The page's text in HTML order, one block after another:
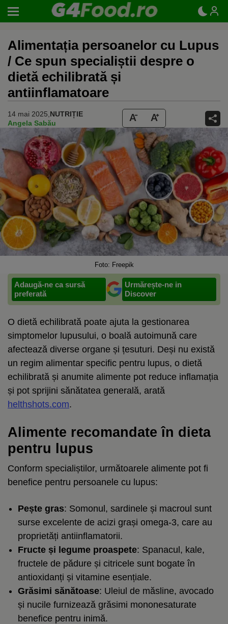
Alimentația persoanelor cu Lupus
/ Ce spun specialiștii despre o
dietă echilibrată și
antiinflamatoare
14 mai 2025, NUTRIȚIE
Angela Sabău
Foto: Freepik
Adaugă-ne ca sursă
preferată
Urmărește-ne in
Discover
O dietă echilibrată poate ajuta la gestionarea
simptomelor lupusului, o boală autoimună care
afectează diverse organe și țesuturi. Deși nu există
un regim alimentar specific pentru lupus, o dietă
echilibrată și anumite alimente pot reduce inflamația
și pot sprijini sănătatea generală, arată
helthshots.com.
Alimente recomandate în dieta
pentru lupus
Conform specialiștilor, următoarele alimente pot fi
benefice pentru persoanele cu lupus:
Pește gras: Somonul, sardinele și macroul sunt
surse excelente de acizi grași omega-3, care au
proprietăți antiinflamatorii.
Fructe și legume proaspete: Spanacul, kale,
fructele de pădure și citricele sunt bogate în
antioxidanți și vitamine esențiale.
Grăsimi sănătoase: Uleiul de măsline, avocado
și nucile furnizează grăsimi mononesaturate
benefice pentru inimă.